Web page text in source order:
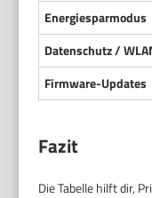
Energiesparmodus
Datenschutz /
Firmware-Updates
Fazit
Die Tabelle hilft dir,